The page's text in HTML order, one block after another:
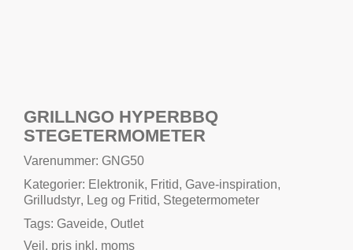
GRILLNGO HYPERBBQ
STEGETERMOMETER
Varenummer: GNG50
Kategorier: Elektronik, Fritid, Gave-inspiration,
Grilludstyr, Leg og Fritid, Stegetermometer
Tags: Gaveide, Outlet
Vejl. pris inkl. moms